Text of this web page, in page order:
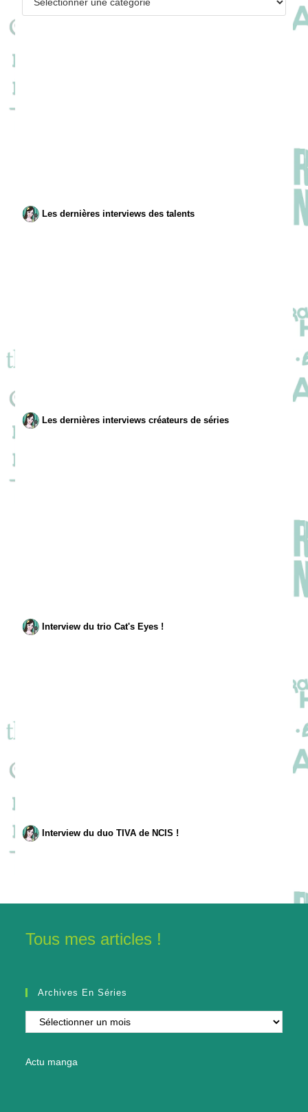
Les dernières interviews des talents
Les dernières interviews créateurs de séries
Interview du trio Cat's Eyes !
Interview du duo TIVA de NCIS !
Tous mes articles !
Archives En Séries
Archives
en
Actu manga